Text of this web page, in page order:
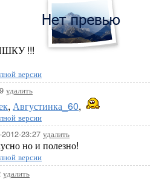
!!!
версии
удалить
, Августинка_60,
версии
23:27 удалить
но и полезно!
версии
удалить